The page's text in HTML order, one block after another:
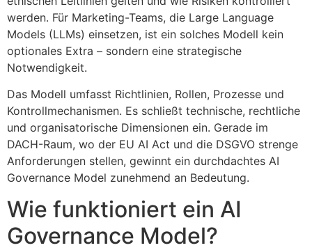
werden. Für Marketing-Teams, die Large Language
Models (LLMs) einsetzen, ist ein solches Modell kein
optionales Extra – sondern eine strategische
Notwendigkeit.
Das Modell umfasst Richtlinien, Rollen, Prozesse und
Kontrollmechanismen. Es schließt technische, rechtliche
und organisatorische Dimensionen ein. Gerade im
DACH-Raum, wo der EU AI Act und die DSGVO strenge
Anforderungen stellen, gewinnt ein durchdachtes AI
Governance Model zunehmend an Bedeutung.
Wie funktioniert ein AI
Governance Model?